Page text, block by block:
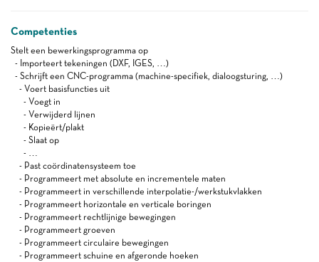
Competenties
Stelt een bewerkingsprogramma op
- Importeert tekeningen (DXF, IGES, …)
- Schrijft een CNC-programma (machine-specifiek, dialoogsturing, …)
- Voert basisfuncties uit
- Voegt in
- Verwijderd lijnen
- Kopieërt/plakt
- Slaat op
- …
- Past coördinatensysteem toe
- Programmeert met absolute en incrementele maten
- Programmeert in verschillende interpolatie-/werkstukvlakken
- Programmeert horizontale en verticale boringen
- Programmeert rechtlijnige bewegingen
- Programmeert groeven
- Programmeert circulaire bewegingen
- Programmeert schuine en afgeronde hoeken